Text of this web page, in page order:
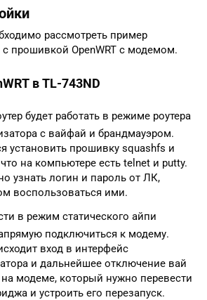
рассмотреть пример
с прошивкой OpenWRT с модемом.
в TL-743ND
будет работать в режиме роутера
с вайфай и брандмауэром.
установить прошивку squashfs и
на компьютере есть telnet и putty.
узнать логин и пароль от ЛК,
воспользоваться ими.
в режим статического айпи
подключиться к модему.
вход в интерфейс
и дальнейшее отключение вай
модеме, который нужно перевести
и устроить его перезапуск.